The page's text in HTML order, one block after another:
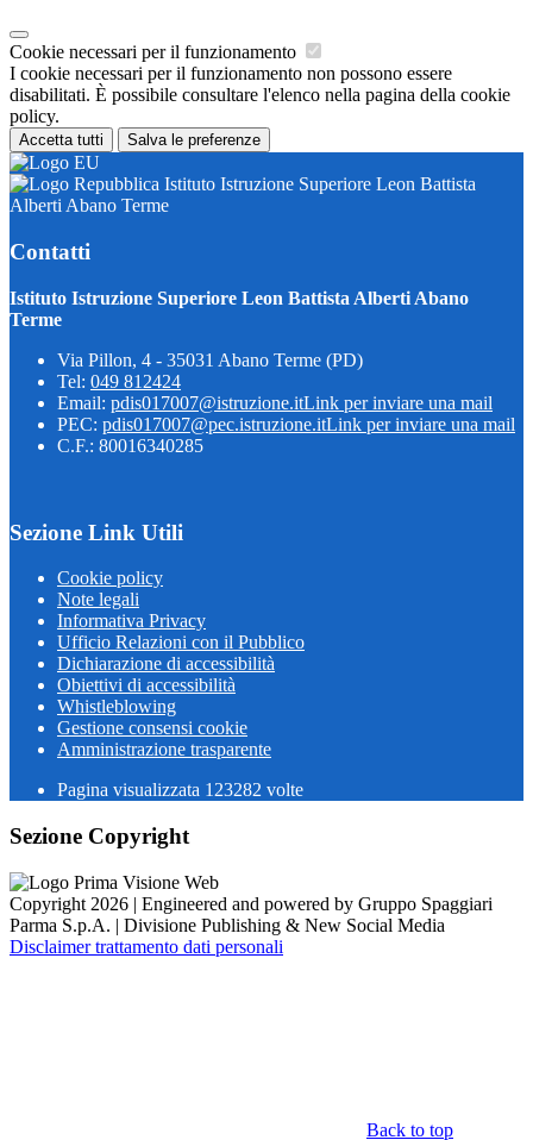
Cookie necessari per il funzionamento
I cookie necessari per il funzionamento non possono essere
disabilitati. È possibile consultare l'elenco nella pagina della cookie
policy.
Accetta tutti Salva le preferenze
Istituto Istruzione Superiore Leon Battista
Alberti Abano Terme
Contatti
Istituto Istruzione Superiore Leon Battista Alberti Abano
Terme
Via Pillon, 4 - 35031 Abano Terme (PD)
Tel: 049 812424
Email: pdis017007@istruzione.itLink per inviare una mail
PEC: pdis017007@pec.istruzione.itLink per inviare una mail
C.F.: 80016340285
Sezione Link Utili
Cookie policy
Note legali
Informativa Privacy
Ufficio Relazioni con il Pubblico
Dichiarazione di accessibilità
Obiettivi di accessibilità
Whistleblowing
Gestione consensi cookie
Amministrazione trasparente
Pagina visualizzata 123282 volte
Sezione Copyright
Copyright 2026 | Engineered and powered by Gruppo Spaggiari
Parma S.p.A. | Divisione Publishing & New Social Media
Disclaimer trattamento dati personali
Back to top